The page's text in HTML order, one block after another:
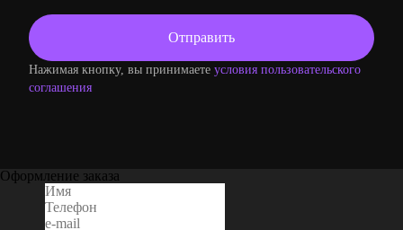
Нажимая кнопку, вы принимаете условия пользовательского
соглашения
Оформление заказа